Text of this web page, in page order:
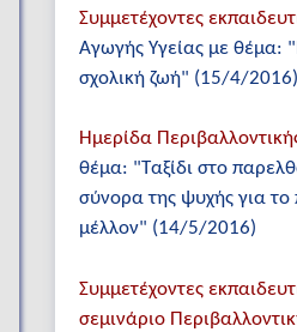
Συμμετέχοντες
Αγωγής Υγείας με θέμα:
σχολική ζωή" (15/4/2016)
Ημερίδα
θέμα: "Ταξίδι στο
σύνορα της ψυχής για το
μέλλον" (14/5/2016)
Συμμετέχοντες
σεμινάριο